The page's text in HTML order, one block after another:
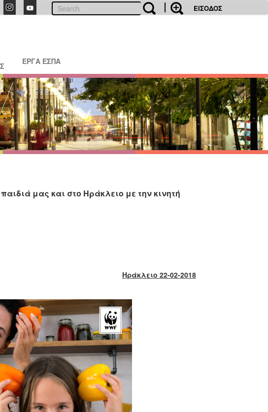
ΕΙΣΟΔΟΣ
ΕΡΓΑ ΕΣΠΑ
μας και στο Ηράκλειο με την κινητή
Ηράκλειο 22-02-2018